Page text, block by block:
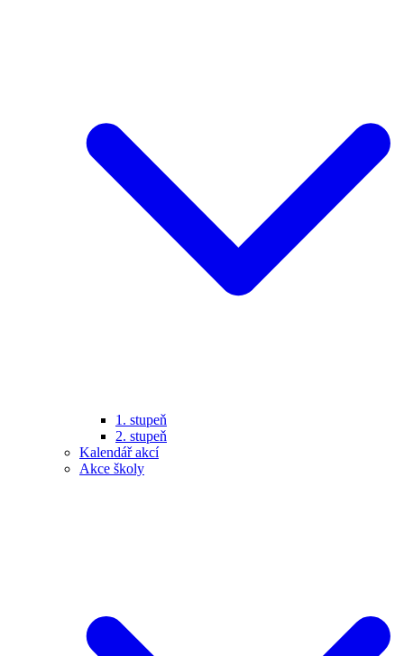
1. stupeň
2. stupeň
Kalendář akcí
Akce školy